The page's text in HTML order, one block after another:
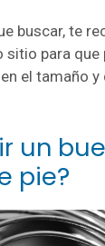
buscar, te
sitio para que
en el tamaño
un
pie?